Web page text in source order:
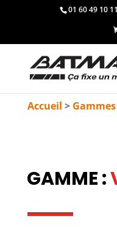
01 60 49 10 11
Accueil > Gammes
GAMME :